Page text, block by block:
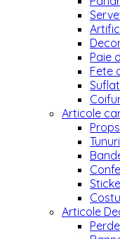
Paie
Fete
Articole
Articole